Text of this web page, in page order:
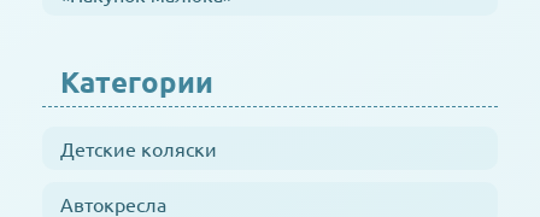
Категории
Детские коляски
Автокресла